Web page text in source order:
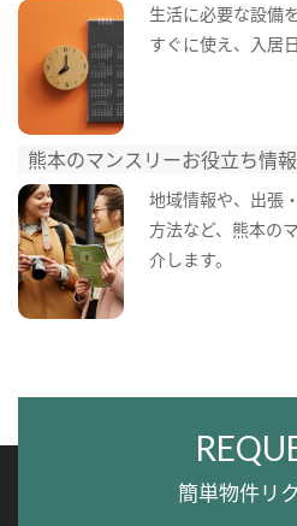
生活に必要な設備
すぐに使え、入居
熊本のマンスリーお役立ち情報
地域情報や、出張
方法など、熊本の
介します。
簡単物件リ